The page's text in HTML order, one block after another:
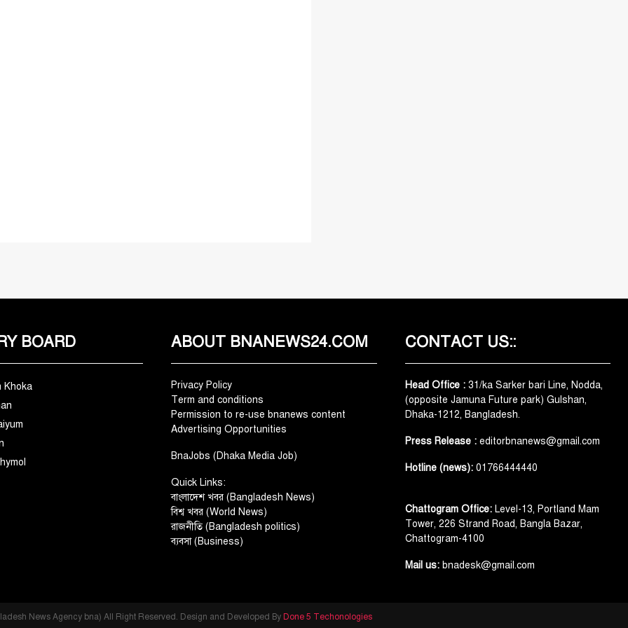
BOARD
Khoka
ABOUT BNANEWS24.COM
Privacy Policy
Term and conditions
Permission to re-use bnanews content
Advertising Opportunities
BnaJobs (Dhaka Media Job)
Quick Links:
বাংলাদেশ খবর (Bangladesh News)
বিশ্ব খবর (World News)
রাজনীতি (Bangladesh politics)
ব্যবসা (Business)
CONTACT US::
Head Office : 31/ka Sarker bari Line, Nodda,
(opposite Jamuna Future park) Gulshan,
Dhaka-1212, Bangladesh.
Press Release : editorbnanews@gmail.com
Hotline (news): 01766444440
Chattogram Office:Level-13, Portland Mam
Tower, 226 Strand Road, Bangla Bazar,
Chattogram-4100
Mail us:bnadesk@gmail.com
News Agency bna) All Right Reserved. Design and Developed By Done 5 Techonologies